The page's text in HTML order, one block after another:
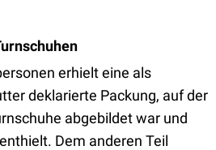
erhielt eine als
deklarierte Packung, auf der
abgebildet war und
Dem anderen Teil